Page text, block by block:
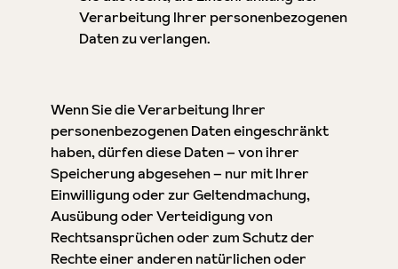
Verarbeitung Ihrer personenbezogenen
Daten zu verlangen.
Wenn Sie die Verarbeitung Ihrer
personenbezogenen Daten eingeschränkt
haben, dürfen diese Daten – von ihrer
Speicherung abgesehen – nur mit Ihrer
Einwilligung oder zur Geltendmachung,
Ausübung oder Verteidigung von
Rechtsansprüchen oder zum Schutz der
Rechte einer anderen natürlichen oder